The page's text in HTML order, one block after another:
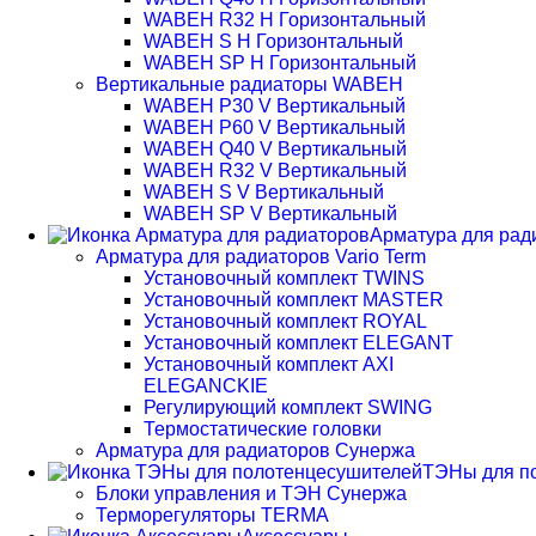
WABEH R32 H Горизонтальный
WABEH S H Горизонтальный
WABEH SP H Горизонтальный
Вертикальные радиаторы WABEH
WABEH P30 V Вертикальный
WABEH P60 V Вертикальный
WABEH Q40 V Вертикальный
WABEH R32 V Вертикальный
WABEH S V Вертикальный
WABEH SP V Вертикальный
Арматура для
Арматура для радиаторов Vario Term
Установочный комплект TWINS
Установочный комплект MASTER
Установочный комплект ROYAL
Установочный комплект ELEGANT
Установочный комплект AXI
ELEGANCKIE
Регулирующий комплект SWING
Термостатические головки
Арматура для радиаторов Сунержа
ТЭНы для
Блоки управления и ТЭН Сунержа
Терморегуляторы TERMA